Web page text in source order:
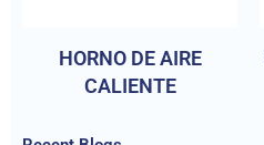
HORNO DE AIRE
CALIENTE